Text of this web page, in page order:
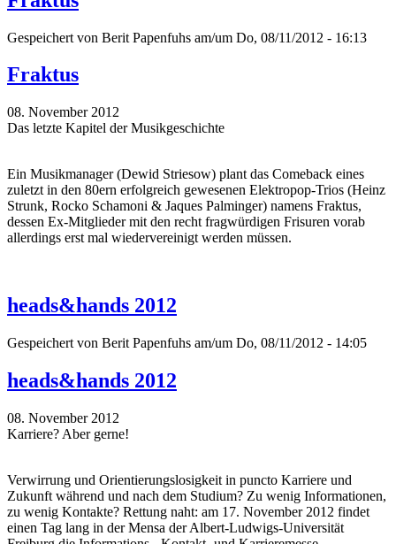
Gespeichert von Berit Papenfuhs am/um Do, 08/11/2012 - 16:13
Fraktus
08. November 2012
Das letzte Kapitel der Musikgeschichte
Ein Musikmanager (Dewid Striesow) plant das Comeback eines
zuletzt in den 80ern erfolgreich gewesenen Elektropop-Trios (Heinz
Strunk, Rocko Schamoni & Jaques Palminger) namens Fraktus,
dessen Ex-Mitglieder mit den recht fragwürdigen Frisuren vorab
allerdings erst mal wiedervereinigt werden müssen.
heads&hands 2012
Gespeichert von Berit Papenfuhs am/um Do, 08/11/2012 - 14:05
heads&hands 2012
08. November 2012
Karriere? Aber gerne!
Verwirrung und Orientierungslosigkeit in puncto Karriere und
Zukunft während und nach dem Studium? Zu wenig Informationen,
zu wenig Kontakte? Rettung naht: am 17. November 2012 findet
einen Tag lang in der Mensa der Albert-Ludwigs-Universität